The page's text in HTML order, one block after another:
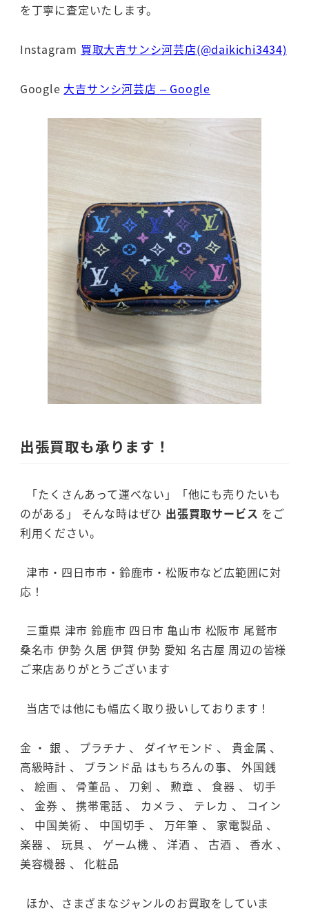
を丁寧に査定いたします。
Instagram 買取大吉サンシ河芸店(@daikichi3434)
Google 大吉サンシ河芸店 – Google
出張買取も承ります！
「たくさんあって運べない」「他にも売りたいも
のがある」 そんな時はぜひ 出張買取サービス をご
利用ください。
津市・四日市市・鈴鹿市・松阪市など広範囲に対
応！
三重県 津市 鈴鹿市 四日市 亀山市 松阪市 尾鷲市
桑名市 伊勢 久居 伊賀 伊勢 愛知 名古屋 周辺の皆様
ご来店ありがとうございます
当店では他にも幅広く取り扱いしております！
金 ・ 銀 、 プラチナ 、 ダイヤモンド 、 貴金属 、
高級時計 、 ブランド品 はもちろんの事、 外国銭
、 絵画 、 骨董品 、 刀剣 、 勲章 、 食器 、 切手
、 金券 、 携帯電話 、 カメラ 、 テレカ 、 コイン
、 中国美術 、 中国切手 、 万年筆 、 家電製品 、
楽器 、 玩具 、 ゲーム機 、 洋酒 、 古酒 、 香水 、
美容機器 、 化粧品
ほか、さまざまなジャンルのお買取をしていま